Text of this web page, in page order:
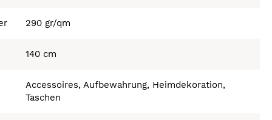
290 gr/qm
140 cm
Accessoires, Aufbewahrung, Heimdekoration,
Taschen